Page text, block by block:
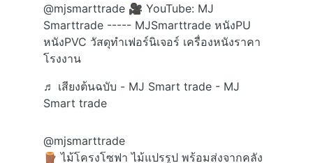
@mjsmarttrade 🎥 YouTube: MJ
Smarttrade ----- MJSmarttrade หนังPU
หนังPVC วัสดุทำเฟอร์นิเจอร์ เครื่องหนังราคา
โรงงาน
♬ เสียงต้นฉบับ - MJ Smart trade - MJ
Smart trade
@mjsmarttrade
🪵 ไม้โครงโซฟา ไม้แปรรูป พร้อมส่งจากคลัง